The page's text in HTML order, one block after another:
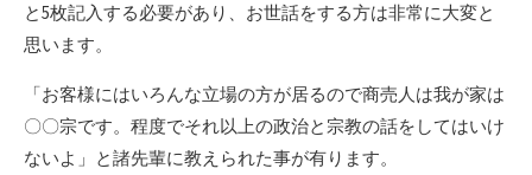
と5枚記入する必要があり、お世話をする方は非常に大変と
思います。
「お客様にはいろんな立場の方が居るので商売人は我が家は
〇〇宗です。程度でそれ以上の政治と宗教の話をしてはいけ
ないよ」と諸先輩に教えられた事が有ります。